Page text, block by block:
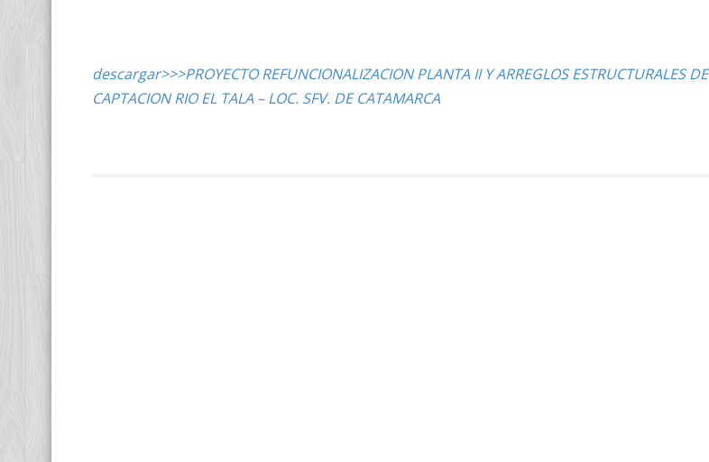
descargar>>>PROYECTO REFUNCIONALIZACION PLANTA II Y ARREGLOS ESTRUCTURALES DE
CAPTACION RIO EL TALA – LOC. SFV. DE CATAMARCA